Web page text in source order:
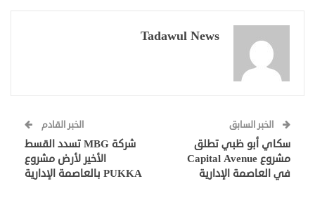
Tadawul News
الخبر السابق
سكاي أبو ظبي تطلق
مشروع Capital Avenue
في العاصمة الإدارية
الخبر القادم
شركة MBG تسدد القسط
الأخير لأرض مشروع
PUKKA بالعاصمة الإدارية